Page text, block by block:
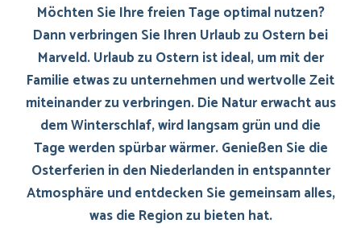
Möchten Sie Ihre freien Tage optimal nutzen?
Dann verbringen Sie Ihren Urlaub zu Ostern bei
Marveld. Urlaub zu Ostern ist ideal, um mit der
Familie etwas zu unternehmen und wertvolle Zeit
miteinander zu verbringen. Die Natur erwacht aus
dem Winterschlaf, wird langsam grün und die
Tage werden spürbar wärmer. Genießen Sie die
Osterferien in den Niederlanden in entspannter
Atmosphäre und entdecken Sie gemeinsam alles,
was die Region zu bieten hat.